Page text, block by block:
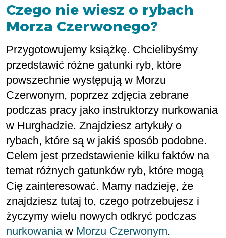
Czego nie wiesz o rybach
Morza Czerwonego?
Przygotowujemy książkę. Chcielibyśmy
przedstawić różne gatunki ryb, które
powszechnie występują w Morzu
Czerwonym, poprzez zdjęcia zebrane
podczas pracy jako instruktorzy nurkowania
w Hurghadzie. Znajdziesz artykuły o
rybach, które są w jakiś sposób podobne.
Celem jest przedstawienie kilku faktów na
temat różnych gatunków ryb, które mogą
Cię zainteresować. Mamy nadzieję, że
znajdziesz tutaj to, czego potrzebujesz i
życzymy wielu nowych odkryć podczas
nurkowania w Morzu Czerwonym.